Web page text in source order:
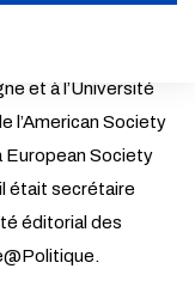
était aussi
l’histoire des
et à l’Université
l’American Society
European Society
était secrétaire
éditorial des